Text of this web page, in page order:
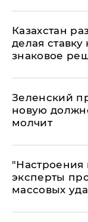
Казахстан
делая
знаковое
Зеленский
новую
молчит
"Настроения
эксперты
массовых